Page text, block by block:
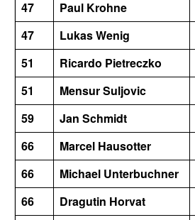
47 Paul Krohne
47
Lukas Wenig
51
Ricardo Pietreczko
51
Mensur Suljovic
59
Jan Schmidt
66
Marcel Hausotter
66
Michael Unterbuchner
66
Dragutin Horvat